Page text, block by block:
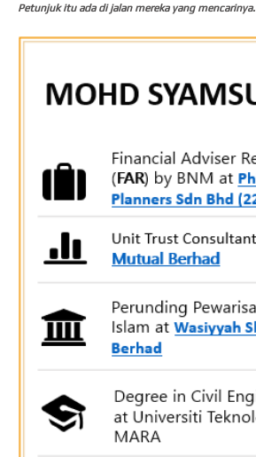
Petunjuk itu ada di jalan mereka yang mencarinya.